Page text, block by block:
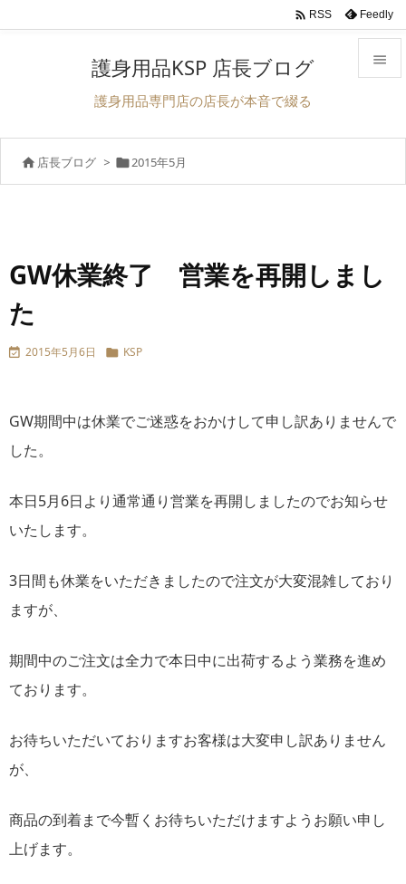



 RSS Feedly
護身用品KSP 店長ブログ
護身用品専門店の店長が本音で綴る
 店長ブログ > 2015年5月
GW休業終了 営業を再開しまし
た
 2015年5月6日  KSP
GW期間中は休業でご迷惑をおかけして申し訳ありませんで
した。
本日5月6日より通常通り営業を再開しましたのでお知らせ
いたします。
3日間も休業をいただきましたので注文が大変混雑しており
ますが、
期間中のご注文は全力で本日中に出荷するよう業務を進め
ております。
お待ちいただいておりますお客様は大変申し訳ありません
が、
商品の到着まで今暫くお待ちいただけますようお願い申し
上げます。